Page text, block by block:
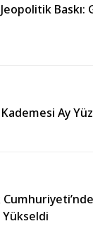
Baskı:
Ay
Yükseldi